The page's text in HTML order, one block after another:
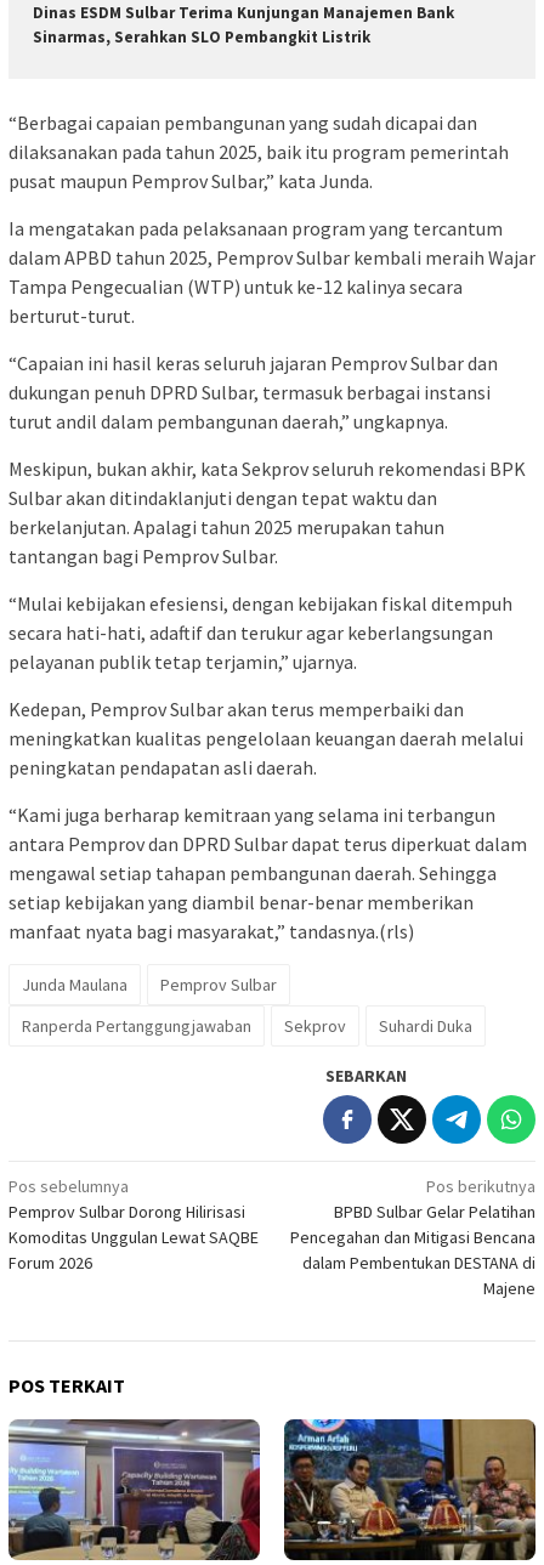
Dinas ESDM Sulbar Terima Kunjungan Manajemen Bank
Sinarmas, Serahkan SLO Pembangkit Listrik
“Berbagai capaian pembangunan yang sudah dicapai dan
dilaksanakan pada tahun 2025, baik itu program pemerintah
pusat maupun Pemprov Sulbar,” kata Junda.
Ia mengatakan pada pelaksanaan program yang tercantum
dalam APBD tahun 2025, Pemprov Sulbar kembali meraih Wajar
Tampa Pengecualian (WTP) untuk ke-12 kalinya secara
berturut-turut.
“Capaian ini hasil keras seluruh jajaran Pemprov Sulbar dan
dukungan penuh DPRD Sulbar, termasuk berbagai instansi
turut andil dalam pembangunan daerah,” ungkapnya.
Meskipun, bukan akhir, kata Sekprov seluruh rekomendasi BPK
Sulbar akan ditindaklanjuti dengan tepat waktu dan
berkelanjutan. Apalagi tahun 2025 merupakan tahun
tantangan bagi Pemprov Sulbar.
“Mulai kebijakan efesiensi, dengan kebijakan fiskal ditempuh
secara hati-hati, adaftif dan terukur agar keberlangsungan
pelayanan publik tetap terjamin,” ujarnya.
Kedepan, Pemprov Sulbar akan terus memperbaiki dan
meningkatkan kualitas pengelolaan keuangan daerah melalui
peningkatan pendapatan asli daerah.
“Kami juga berharap kemitraan yang selama ini terbangun
antara Pemprov dan DPRD Sulbar dapat terus diperkuat dalam
mengawal setiap tahapan pembangunan daerah. Sehingga
setiap kebijakan yang diambil benar-benar memberikan
manfaat nyata bagi masyarakat,” tandasnya.(rls)
Junda Maulana
Pemprov Sulbar
Ranperda Pertanggungjawaban
Sekprov Suhardi Duka
SEBARKAN
Navigasi
pos
Pos sebelumnya
Pemprov Sulbar Dorong Hilirisasi
Komoditas Unggulan Lewat SAQBE
Forum 2026
Pos berikutnya
BPBD Sulbar Gelar Pelatihan
Pencegahan dan Mitigasi Bencana
dalam Pembentukan DESTANA di
Majene
POS TERKAIT